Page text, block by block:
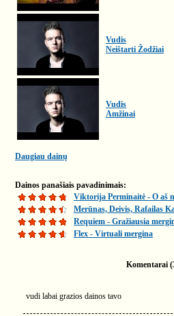
Vudis
Neištarti Žodžiai
Vudis
Amžinai
Daugiau dainų
Dainos panašiais pavadinimais:
Viktorija Perminaitė - O aš
Merūnas, Deivis, Rafailas
Requiem - Gražiausia
Flex - Virtuali mergina
Komentarai
vudi labai grazios dainos tavo